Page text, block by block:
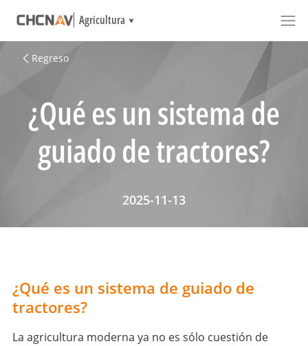
Agricultura
Regreso
¿Qué es un sistema de
guiado de tractores?
2025-11-13
¿Qué es un sistema de guiado de
tractores?
La agricultura moderna ya no es sólo cuestión de